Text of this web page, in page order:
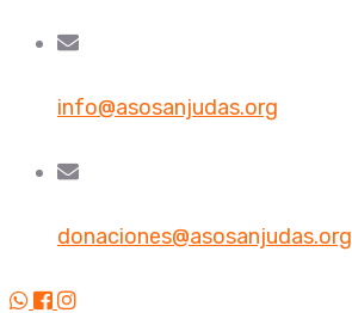
info@asosanjudas.org
donaciones@asosanjudas.org